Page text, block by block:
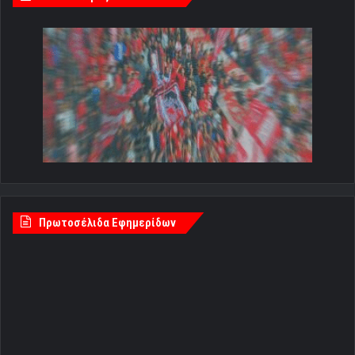
Πρωτοσέλιδα Εφημερίδων